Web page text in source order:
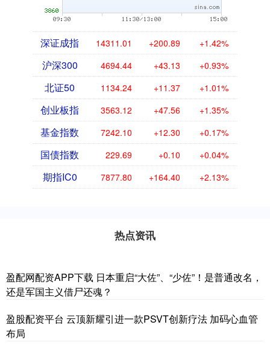
深证成指 14311.01 +200.89 +1.42%
沪深300 4694.44 +43.13 +0.93%
北证50 1134.24 +11.37 +1.01%
创业板指 3563.12 +47.56 +1.35%
基金指数 7242.10 +12.30 +0.17%
国债指数 229.69 +0.10 +0.04%
期指IC0 7877.80 +164.40 +2.13%
热点资讯
盈配网配资APP下载 日本重启“大佐”、“少佐”！是普通改名，
还是军国主义借尸还魂？
盈股配资平台 云顶新耀引进一款PSVT创新疗法 加码心血管
布局